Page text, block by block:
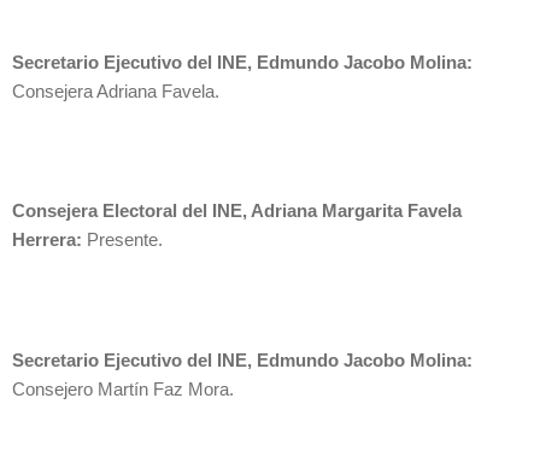
Secretario Ejecutivo del INE, Edmundo Jacobo Molina:
Consejera Adriana Favela.
Consejera Electoral del INE, Adriana Margarita Favela
Herrera: Presente.
Secretario Ejecutivo del INE, Edmundo Jacobo Molina:
Consejero Martín Faz Mora.